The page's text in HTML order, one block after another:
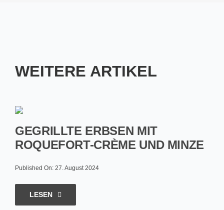
WEITERE ARTIKEL
GEGRILLTE ERBSEN MIT
ROQUEFORT-CRÈME UND MINZE
Published On: 27. August 2024
LESEN